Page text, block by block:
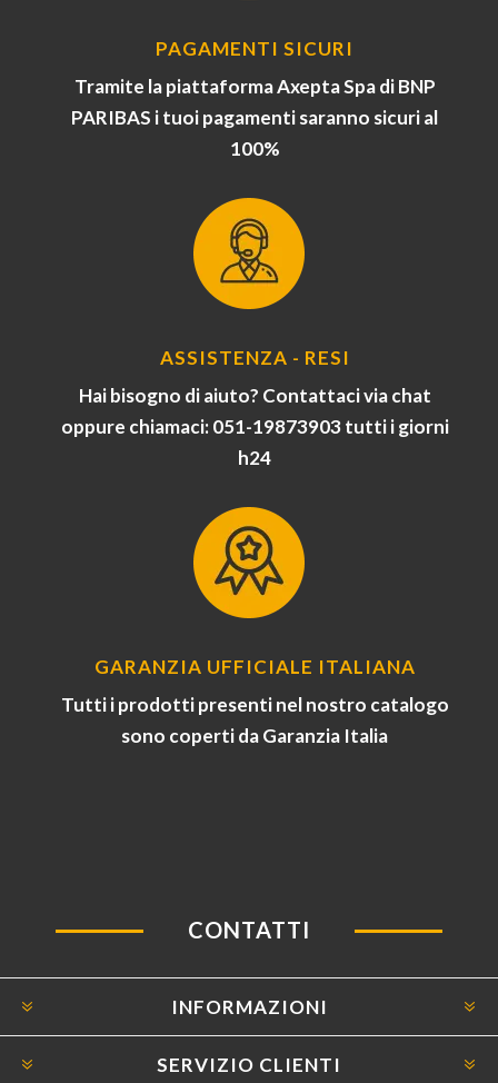
PAGAMENTI SICURI
Tramite la piattaforma Axepta Spa di BNP
PARIBAS i tuoi pagamenti saranno sicuri al
100%
ASSISTENZA - RESI
Hai bisogno di aiuto? Contattaci via chat
oppure chiamaci: 051-19873903 tutti i giorni
h24
GARANZIA UFFICIALE ITALIANA
Tutti i prodotti presenti nel nostro catalogo
sono coperti da Garanzia Italia
CONTATTI
INFORMAZIONI
SERVIZIO CLIENTI